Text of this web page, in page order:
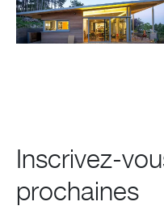
Inscrivez-
prochaines